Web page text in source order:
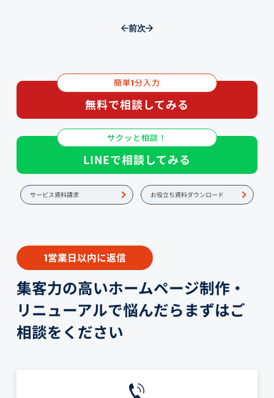
前次
簡単1分入力
無料で相談してみる
サクッと相談！
LINEで相談してみる
サービス資料請求 お役立ち資料ダウンロード
1営業日以内に返信
集客力の高いホームページ制作・
リニューアルで悩んだらまずはご
相談をください